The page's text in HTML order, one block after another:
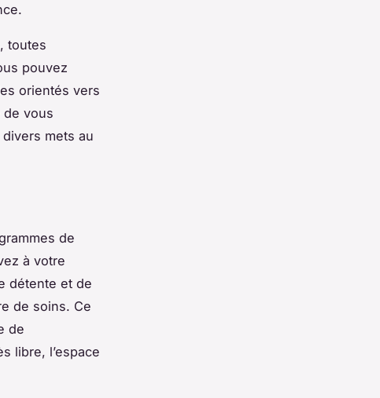
toutes
pouvez
orientés vers
de vous
mets au
de
à votre
détente et de
de soins. Ce
de
libre, l’espace